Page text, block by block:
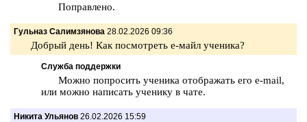
По­прав­ле­но.
Гульназ Салимзянова 28.02.2026 09:36
Доб­рый день! Как по­смот­реть е-майл уче­ни­ка?
Служба поддержки
Можно по­про­сить уче­ни­ка отоб­ра­жать его e-mail,
или можно на­пи­сать уче­ни­ку в чате.
Никита Ульянов 26.02.2026 15:59